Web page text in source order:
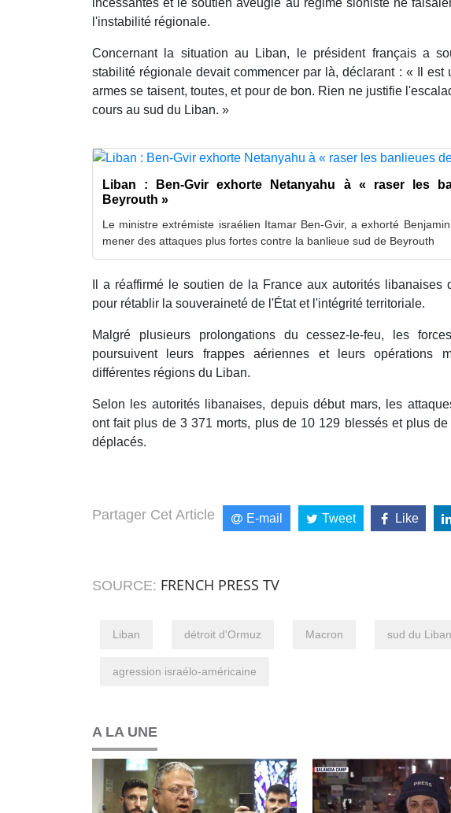
l'instabilité régionale.
Concernant la situation au Liban, le président français a
stabilité régionale devait commencer par là, déclarant : « Il est
armes se taisent, toutes, et pour de bon. Rien ne justifie
cours au sud du Liban. »
Liban : Ben-Gvir exhorte Netanyahu à « raser les
Beyrouth »
Le ministre extrémiste israélien Itamar Ben-Gvir, a exhorté
mener des attaques plus fortes contre la banlieue sud de Beyrouth
Il a réaffirmé le soutien de la France aux autorités libanaises
pour rétablir la souveraineté de l'État et l'intégrité territoriale.
Malgré plusieurs prolongations du cessez-le-feu, les
poursuivent leurs frappes aériennes et leurs opérations
différentes régions du Liban.
Selon les autorités libanaises, depuis début mars, les
ont fait plus de 3 371 morts, plus de 10 129 blessés et plus
déplacés.
Partager Cet Article E-mail Tweet Like
SOURCE: FRENCH PRESS TV
Liban détroit d'Ormuz Macron sud du Liban
agression israélo-américaine
A LA UNE